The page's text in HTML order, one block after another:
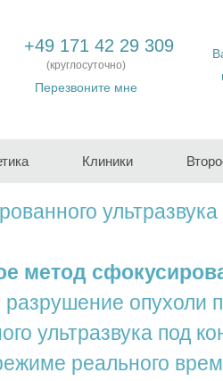
+49 171 42 29 309
(круглосуточно)
Перезвоните мне
Клиники
метод
опухоли
ультразвука под
реального